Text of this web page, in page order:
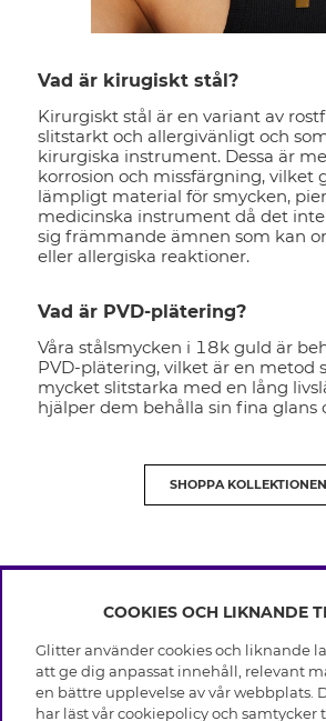
Vad är kirugiskt stål?
Kirurgiskt stål är en variant av
slitstarkt och allergivänligt och
kirurgiska instrument. Dessa är
korrosion och missfärgning, vilket
lämpligt material för smycken,
medicinska instrument då det
sig främmande ämnen som kan
eller allergiska reaktioner.
Vad är PVD-plätering?
Våra stålsmycken i 18k guld är
PVD-plätering, vilket är en metod
mycket slitstarka med en lång
hjälper dem behålla sin fina glans
SHOPPA KOLLEKTIONEN
INFO
Leverans
Villkor
Integritetspolicy
OM GLITTER
Black Friday
COOKIES OCH LIKNANDE
Glitter använder cookies och liknande
att ge dig anpassat innehåll, relevant
en bättre upplevelse av vår webbplats.
har läst vår cookiepolicy och